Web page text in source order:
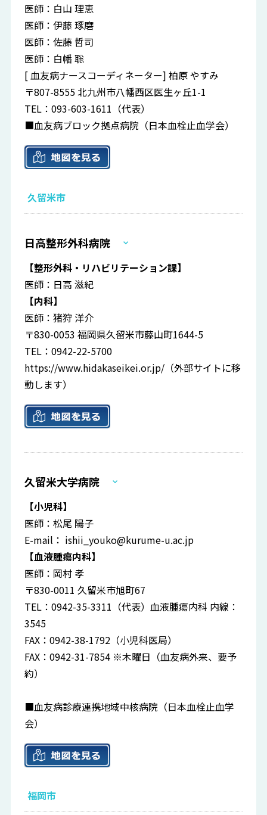
医師：白山 理恵
医師：伊藤 琢磨
医師：佐藤 哲司
医師：白幡 聡
[ 血友病ナースコーディネーター] 柏原 やすみ
〒807-8555 北九州市八幡西区医生ヶ丘1-1
TEL：093-603-1611（代表）
■血友病ブロック拠点病院（日本血栓止血学会）
久留米市
日高整形外科病院
【整形外科・リハビリテーション課】
医師：日高 滋紀
【内科】
医師：猪狩 洋介
〒830-0053 福岡県久留米市藤山町1644-5
TEL：0942-22-5700
https://www.hidakaseikei.or.jp/ （外部サイトに移
動します）
久留米大学病院
【小児科】
医師：松尾 陽子
E-mail： ishii_youko@kurume-u.ac.jp
【血液腫瘍内科】
医師：岡村 孝
〒830-0011 久留米市旭町67
TEL：0942-35-3311（代表）血液腫瘍内科 内線：
3545
FAX：0942-38-1792（小児科医局）
FAX：0942-31-7854 ※木曜日（血友病外来、要予
約）
■血友病診療連携地域中核病院（日本血栓止血学
会）
福岡市